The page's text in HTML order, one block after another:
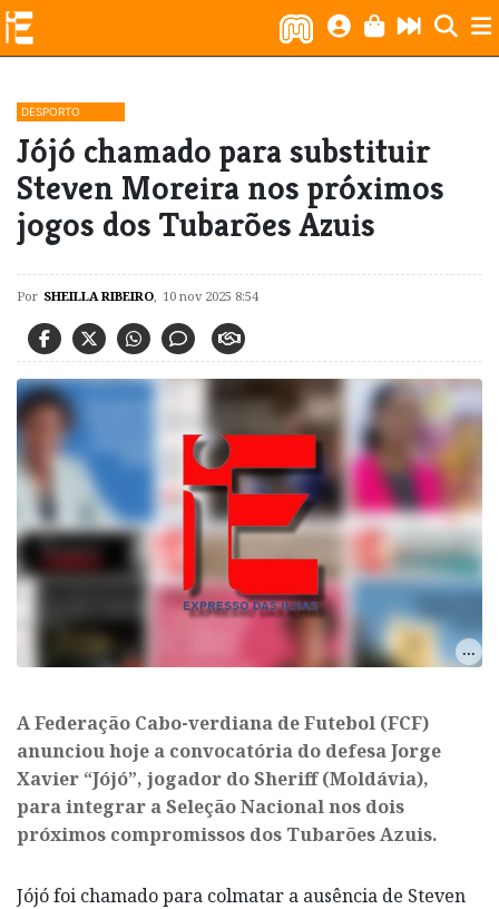
DESPORTO
Jójó chamado para substituir
Steven Moreira nos próximos
jogos dos Tubarões Azuis
Por SHEILLA RIBEIRO, 10 nov 2025 8:54
A Federação Cabo-verdiana de Futebol (FCF)
anunciou hoje a convocatória do defesa Jorge
Xavier “Jójó”, jogador do Sheriff (Moldávia),
para integrar a Seleção Nacional nos dois
próximos compromissos dos Tubarões Azuis.
Jójó foi chamado para colmatar a ausência de Steven